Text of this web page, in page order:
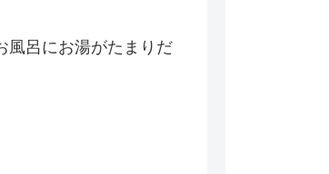
風呂にお湯がたまりだ